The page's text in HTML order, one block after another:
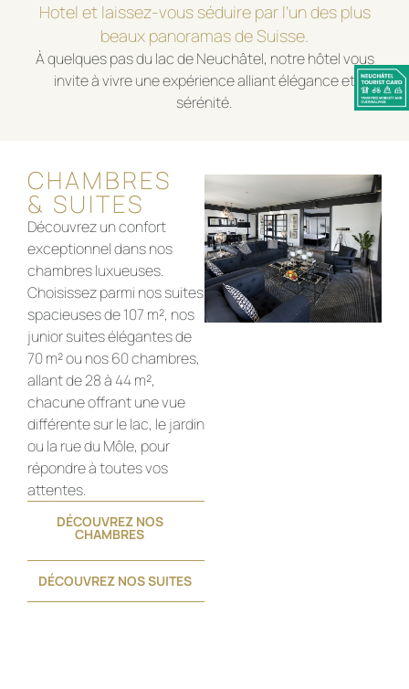
Hotel et laissez-vous séduire par l’un des plus
beaux panoramas de Suisse.
À quelques pas du lac de Neuchâtel, notre hôtel vous
invite à vivre une expérience alliant élégance et
sérénité.
CHAMBRES
& SUITES
Découvrez un confort
exceptionnel dans nos
chambres luxueuses.
Choisissez parmi nos suites
spacieuses de 107 m², nos
junior suites élégantes de
70 m² ou nos 60 chambres,
allant de 28 à 44 m²,
chacune offrant une vue
différente sur le lac, le jardin
ou la rue du Môle, pour
répondre à toutes vos
attentes.
DÉCOUVREZ NOS
CHAMBRES
DÉCOUVREZ NOS SUITES